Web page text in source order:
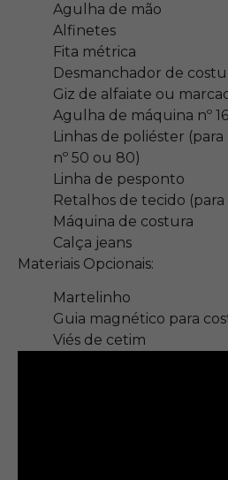
Agulha de mão
Alfinetes
Fita métrica
Desmanchador de
Giz de alfaiate ou
Agulha de máquina nº
Linhas de poliéster
nº 50 ou 80)
Linha de pesponto
Retalhos de tecido (para
Máquina de costura
Calça jeans
Materiais Opcionais:
Martelinho
Guia magnético para
Viés de cetim